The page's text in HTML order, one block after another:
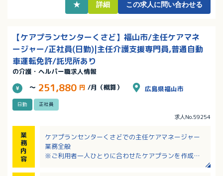
★ 詳細 この求人に問い合わせる
【ケアプランセンターくさど】福山市/主任ケアマネ
ージャー/正社員(日勤)|主任介護支援専門員,普通自動
車運転免許/託児所あり
の介護・ヘルパー職求人情報
～ 251,880 円 /月（概算） 広島県福山市
日勤 正社員
求人No.59254
業
務
内
容
ケアプランセンターくさどでの主任ケアマネージャー
業務全般
※ご利用者一人ひとりに合わせたケアプランを作成い